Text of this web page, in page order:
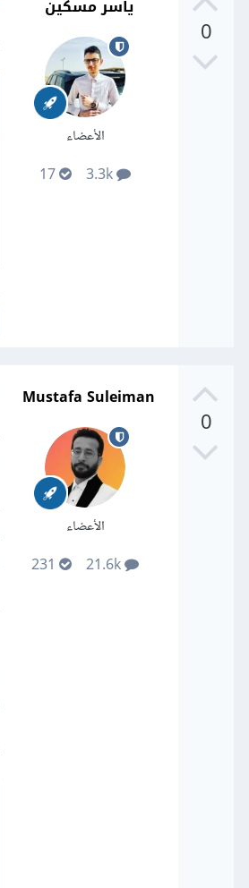
0
ياسر مسكين
الأعضاء
0
Mustafa Suleiman
الأعضاء